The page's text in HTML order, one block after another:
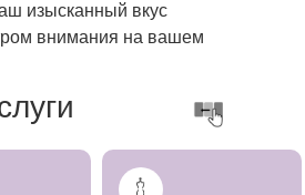
изысканный вкус
внимания на вашем